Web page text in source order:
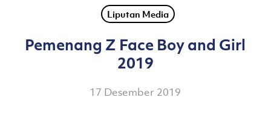
Liputan Media
Pemenang Z Face Boy and Girl
2019
17 Desember 2019